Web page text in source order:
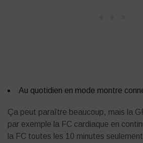
Au quotidien en mode montre
Ça peut paraître beaucoup, mais la
par exemple la FC cardiaque en
la FC toutes les 10 minutes